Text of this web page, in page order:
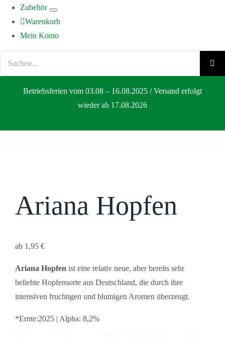
Zubehör
Warenkorb
Mein Konto
Betriebsferien vom 03.08 – 16.08.2025 / Versand erfolgt
wieder ab 17.08.2026
Ariana Hopfen
ab 1,95 €
Ariana Hopfen ist eine relativ neue, aber bereits sehr
beliebte Hopfensorte aus Deutschland, die durch ihre
intensiven fruchtigen und blumigen Aromen überzeugt.
*Ernte:2025 | Alpha: 8,2%